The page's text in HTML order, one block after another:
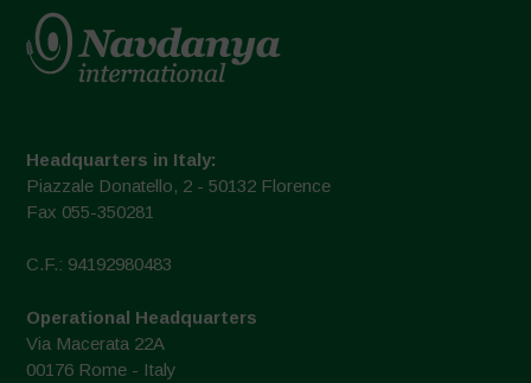
Headquarters in Italy:
Piazzale Donatello, 2 - 50132 Florence
Fax 055-350281
C.F.: 94192980483
Operational Headquarters
Via Macerata 22A
00176 Rome - Italy